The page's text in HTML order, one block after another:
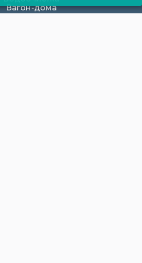
Вагон-дома
Посты охраны